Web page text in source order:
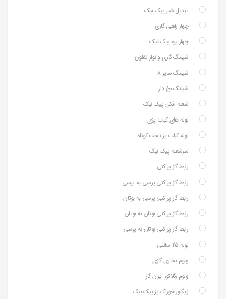
تبدیل شیر پیک نیک
چهار راهی گازی
چهار پره پیک نیک
شیلنگ گازی و نوار تفلون
شیلنگ سایز 8
شیلنگ نخ دار
شعله افکن پیک نیک
لوله های کباب پزی
لوله کباب پز تخت کوتاه
سرشعله پیک نیک
رابط گاز پر کنی
رابط گاز پر کنی پرسی به پرسی
رابط گاز پر کنی پرسی به بوتان
رابط گاز پر کنی بوتان به بوتان
رابط گاز پر کنی بوتان به پرسی
لوله 25 سانتی
ولوم بخاری گازی
ولوم رگلاتور ایران گاز
ژیگلور خوراک پز پیک نیک